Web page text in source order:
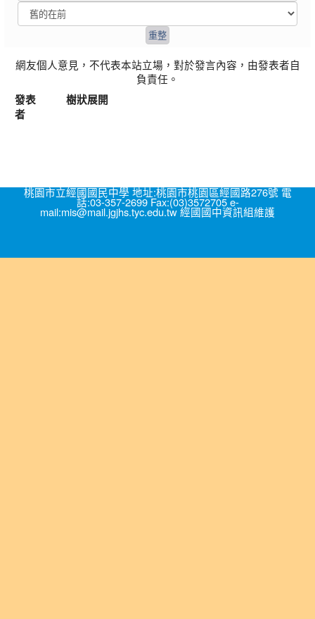
網友個人意見，不代表本站立場，對於發言內容，由發表者自
負責任。
發表
者
樹狀展開
桃園市立經國國民中學 地址:桃園市桃園區經國路276號 電
話:03-357-2699 Fax:(03)3572705 e-
mail:mis@mail.jgjhs.tyc.edu.tw 經國國中資訊組維護